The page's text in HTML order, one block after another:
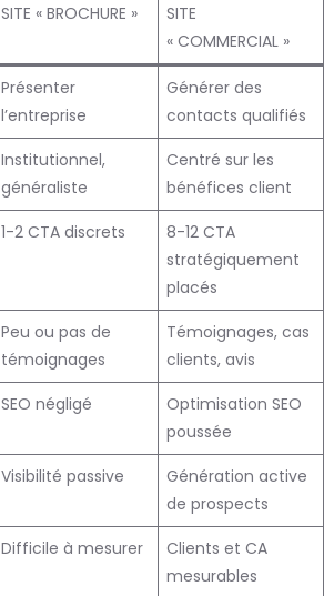
SITE « BROCHURE »
SITE
« COMMERCIAL »
Présenter
l’entreprise
Générer des
contacts qualifiés
Institutionnel,
généraliste
Centré sur les
bénéfices client
1-2 CTA discrets
8-12 CTA
stratégiquement
placés
Peu ou pas de
témoignages
Témoignages, cas
clients, avis
SEO négligé
Optimisation SEO
poussée
Visibilité passive
Génération active
de prospects
Difficile à mesurer
Clients et CA
mesurables